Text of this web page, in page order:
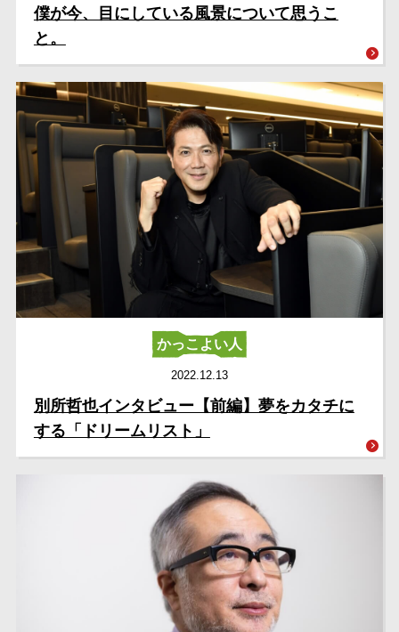
僕が今、目にしている風景について思うこ
と。
かっこよい人
2022.12.13
別所哲也インタビュー【前編】夢をカタチに
する「ドリームリスト」